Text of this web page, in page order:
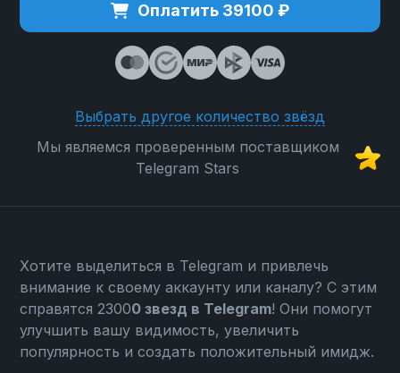
Оплатить 39100 ₽
Выбрать другое количество звёзд
Мы являемся проверенным поставщиком
Telegram Stars
Хотите выделиться в Telegram и привлечь
внимание к своему аккаунту или каналу? С этим
справятся 23000 звезд в Telegram! Они помогут
улучшить вашу видимость, увеличить
популярность и создать положительный имидж.